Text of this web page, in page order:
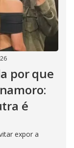
por que
é
expor a